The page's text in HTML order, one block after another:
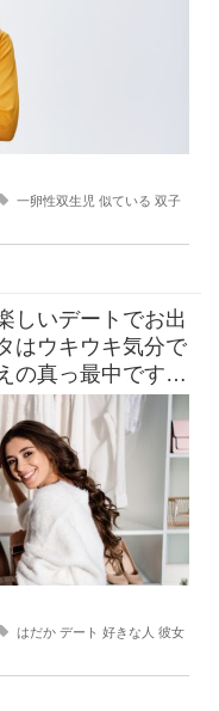
一卵性双生児 似ている 双子
しいデートでお出
はウキウキ気分で
の真っ最中です！
はだか デート 好きな人 彼女